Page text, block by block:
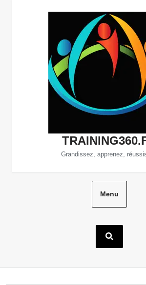
Grandissez, apprenez,
Menu